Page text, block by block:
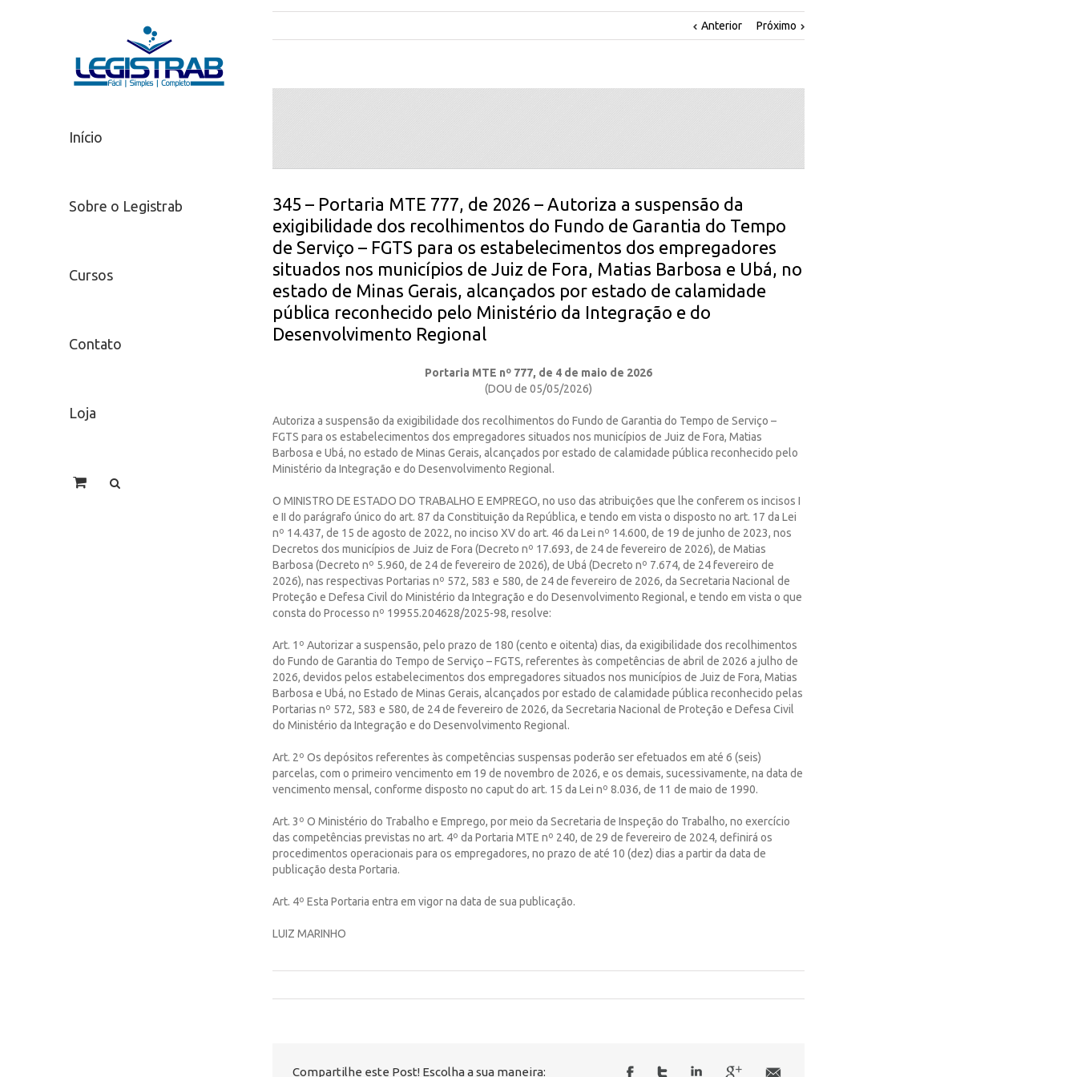
Início
Sobre o Legistrab
Cursos
Contato
Loja
Anterior Próximo
345 – Portaria MTE 777, de 2026 – Autoriza a suspensão da
exigibilidade dos recolhimentos do Fundo de Garantia do Tempo
de Serviço – FGTS para os estabelecimentos dos empregadores
situados nos municípios de Juiz de Fora, Matias Barbosa e Ubá, no
estado de Minas Gerais, alcançados por estado de calamidade
pública reconhecido pelo Ministério da Integração e do
Desenvolvimento Regional
Portaria MTE nº 777, de 4 de maio de 2026
(DOU de 05/05/2026)
Autoriza a suspensão da exigibilidade dos recolhimentos do Fundo de Garantia do Tempo de Serviço –
FGTS para os estabelecimentos dos empregadores situados nos municípios de Juiz de Fora, Matias
Barbosa e Ubá, no estado de Minas Gerais, alcançados por estado de calamidade pública reconhecido pelo
Ministério da Integração e do Desenvolvimento Regional.
O MINISTRO DE ESTADO DO TRABALHO E EMPREGO, no uso das atribuições que lhe conferem os incisos I
e II do parágrafo único do art. 87 da Constituição da República, e tendo em vista o disposto no art. 17 da Lei
nº 14.437, de 15 de agosto de 2022, no inciso XV do art. 46 da Lei nº 14.600, de 19 de junho de 2023, nos
Decretos dos municípios de Juiz de Fora (Decreto nº 17.693, de 24 de fevereiro de 2026), de Matias
Barbosa (Decreto nº 5.960, de 24 de fevereiro de 2026), de Ubá (Decreto nº 7.674, de 24 fevereiro de
2026), nas respectivas Portarias nº 572, 583 e 580, de 24 de fevereiro de 2026, da Secretaria Nacional de
Proteção e Defesa Civil do Ministério da Integração e do Desenvolvimento Regional, e tendo em vista o que
consta do Processo nº 19955.204628/2025-98, resolve:
Art. 1º Autorizar a suspensão, pelo prazo de 180 (cento e oitenta) dias, da exigibilidade dos recolhimentos
do Fundo de Garantia do Tempo de Serviço – FGTS, referentes às competências de abril de 2026 a julho de
2026, devidos pelos estabelecimentos dos empregadores situados nos municípios de Juiz de Fora, Matias
Barbosa e Ubá, no Estado de Minas Gerais, alcançados por estado de calamidade pública reconhecido pelas
Portarias nº 572, 583 e 580, de 24 de fevereiro de 2026, da Secretaria Nacional de Proteção e Defesa Civil
do Ministério da Integração e do Desenvolvimento Regional.
Art. 2º Os depósitos referentes às competências suspensas poderão ser efetuados em até 6 (seis)
parcelas, com o primeiro vencimento em 19 de novembro de 2026, e os demais, sucessivamente, na data de
vencimento mensal, conforme disposto no caput do art. 15 da Lei nº 8.036, de 11 de maio de 1990.
Art. 3º O Ministério do Trabalho e Emprego, por meio da Secretaria de Inspeção do Trabalho, no exercício
das competências previstas no art. 4º da Portaria MTE nº 240, de 29 de fevereiro de 2024, definirá os
procedimentos operacionais para os empregadores, no prazo de até 10 (dez) dias a partir da data de
publicação desta Portaria.
Art. 4º Esta Portaria entra em vigor na data de sua publicação.
LUIZ MARINHO
Compartilhe este Post! Escolha a sua maneira: